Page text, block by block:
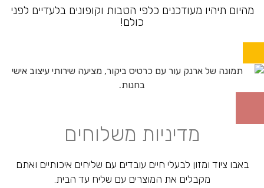
מהיום תיהיו מעודכנים כלפי הטבות וקופונים בלעדיים לפני
כולם!
מדיניות משלוחים
באבו ציוד ומזון לבעלי חיים עובדים עם שליחים איכותיים ואתם
מקבלים את המוצרים עם שליח עד הבית.